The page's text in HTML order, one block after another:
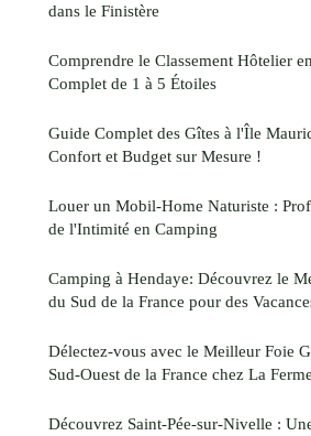
dans le Finistère
Comprendre le Classement Hôtelier
Complet de 1 à 5 Étoiles
Guide Complet des Gîtes à l'Île
Confort et Budget sur Mesure !
Louer un Mobil-Home Naturiste :
de l'Intimité en Camping
Camping à Hendaye: Découvrez le
du Sud de la France pour des
Délectez-vous avec le Meilleur Foie
Sud-Ouest de la France chez La
Découvrez Saint-Pée-sur-Nivelle :